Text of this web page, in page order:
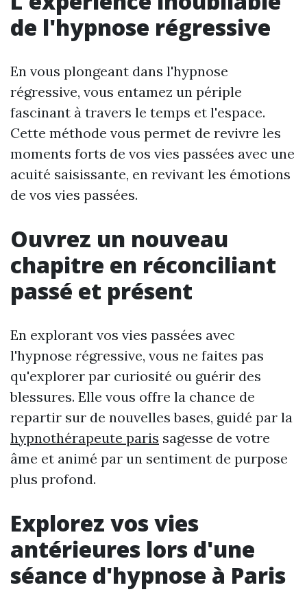
de l'hypnose régressive
En vous plongeant dans l'hypnose
régressive, vous entamez un périple
fascinant à travers le temps et l'espace.
Cette méthode vous permet de revivre les
moments forts de vos vies passées avec une
acuité saisissante, en revivant les émotions
de vos vies passées.
Ouvrez un nouveau
chapitre en réconciliant
passé et présent
En explorant vos vies passées avec
l'hypnose régressive, vous ne faites pas
qu'explorer par curiosité ou guérir des
blessures. Elle vous offre la chance de
repartir sur de nouvelles bases, guidé par la
hypnothérapeute paris sagesse de votre
âme et animé par un sentiment de purpose
plus profond.
Explorez vos vies
antérieures lors d'une
séance d'hypnose à Paris